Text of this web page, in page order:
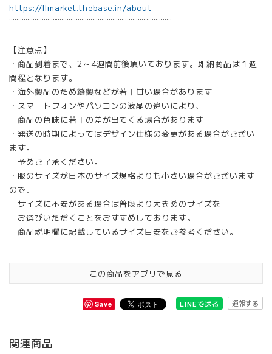
https://llmarket.thebase.in/about
¨¨¨¨¨¨¨¨¨¨¨¨¨¨¨¨¨¨¨¨¨¨¨¨¨¨¨¨¨¨¨¨¨¨¨¨¨¨¨¨¨¨¨¨¨
【注意点】
・商品到着まで、2～4週間前後頂いております。即納商品は１週
間程となります。
・海外製品のため縫製などが若干甘い場合があります
・スマートフォンやパソコンの液晶の違いにより、
商品の色味に若干の差が出てくる場合があります
・発送の時期によってはデザイン仕様の変更がある場合がござい
ます。
予めご了承ください。
・服のサイズが日本のサイズ規格よりも小さい場合がございます
ので、
サイズに不安がある場合は普段より大きめのサイズを
お選びいただくことをおすすめしております。
商品説明欄に記載しているサイズ目安をご参考ください。
この商品をアプリで見る
Save LINEで送る 通報する
関連商品